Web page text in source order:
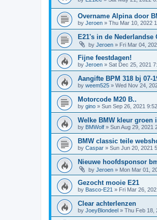
Overname Alpina door
by Jeroen » Thu Mar 10, 2022
E21's in de Nederlandse
by Jeroen » Fri Mar 04,
Fijne feestdagen!
by Jeroen » Sat Dec 25, 2021
Aangifte BPM 318 bj 07-
by weem525 » Wed Nov 24,
Motorcode M20 B..
by gino » Sun Sep 26, 2021
Welke BMW kleur groen
by BMWolf » Sun Aug 29, 2021
BMW classic teile
by Caspar » Sun Jun 20, 2021
Nieuwe hoofdsponsor
by Jeroen » Mon Mar 01,
Gezocht mooie E21
by Basco-E21 » Fri Mar 26,
Clear achterlenzen
by JoeyBlondeel » Thu Feb 18,